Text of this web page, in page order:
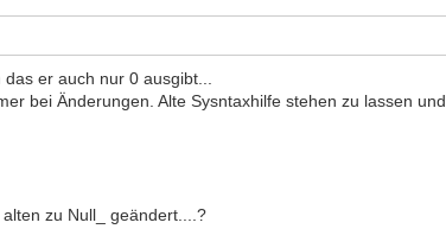
er auch nur 0 ausgibt...
bei Änderungen. Alte Sysntaxhilfe stehen zu lassen und
zu Null_ geändert....?